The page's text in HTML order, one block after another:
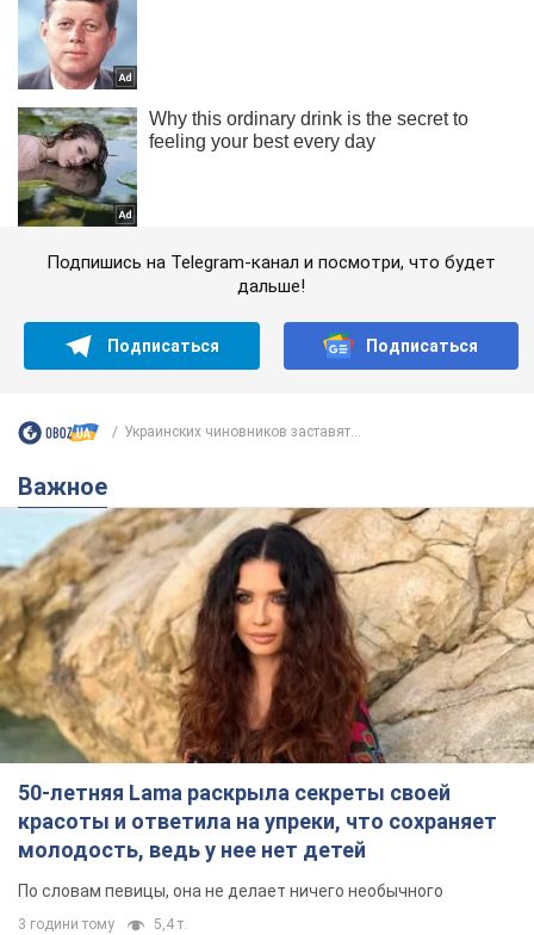
Подпишись на Telegram-канал и посмотри, что будет
дальше!
Подписаться Подписаться
Украинских чиновников заставят...
Важное
50-летняя Lama раскрыла секреты своей
красоты и ответила на упреки, что сохраняет
молодость, ведь у нее нет детей
По словам певицы, она не делает ничего необычного
3 години тому 5,4 т.